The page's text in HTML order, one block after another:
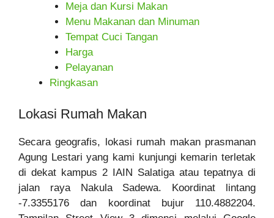
Meja dan Kursi Makan
Menu Makanan dan Minuman
Tempat Cuci Tangan
Harga
Pelayanan
Ringkasan
Lokasi Rumah Makan
Secara geografis, lokasi rumah makan prasmanan
Agung Lestari yang kami kunjungi kemarin terletak
di dekat kampus 2 IAIN Salatiga atau tepatnya di
jalan raya Nakula Sadewa. Koordinat lintang
-7.3355176 dan koordinat bujur 110.4882204.